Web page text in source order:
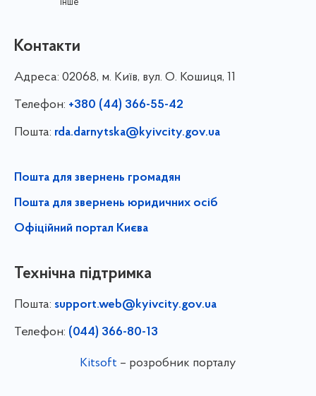
інше
Контакти
Адреса: 02068, м. Київ, вул. О. Кошиця, 11
Телефон: +380 (44) 366-55-42
Пошта: rda.darnytska@kyivcity.gov.ua
Пошта для звернень громадян
Пошта для звернень юридичних осіб
Офіційний портал Києва
Технічна підтримка
Пошта: support.web@kyivcity.gov.ua
Телефон: (044) 366-80-13
Kitsoft – розробник порталу